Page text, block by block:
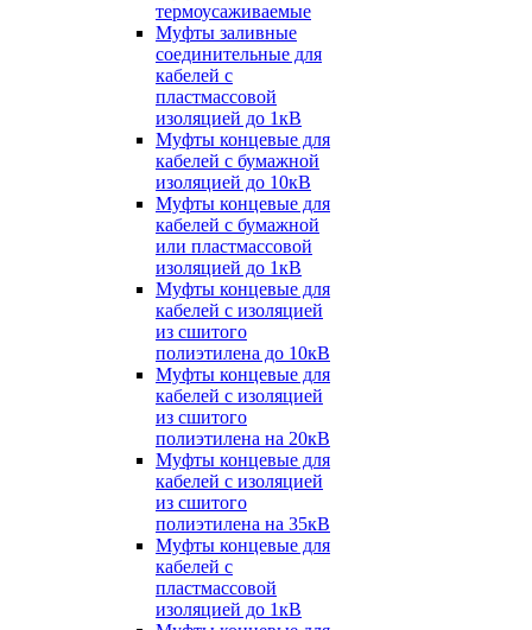
термоусаживаемые
Муфты заливные
соединительные для
кабелей с
пластмассовой
изоляцией до 1кВ
Муфты концевые для
кабелей с бумажной
изоляцией до 10кВ
Муфты концевые для
кабелей с бумажной
или пластмассовой
изоляцией до 1кВ
Муфты концевые для
кабелей с изоляцией
из сшитого
полиэтилена до 10кВ
Муфты концевые для
кабелей с изоляцией
из сшитого
полиэтилена на 20кВ
Муфты концевые для
кабелей с изоляцией
из сшитого
полиэтилена на 35кВ
Муфты концевые для
кабелей с
пластмассовой
изоляцией до 1кВ